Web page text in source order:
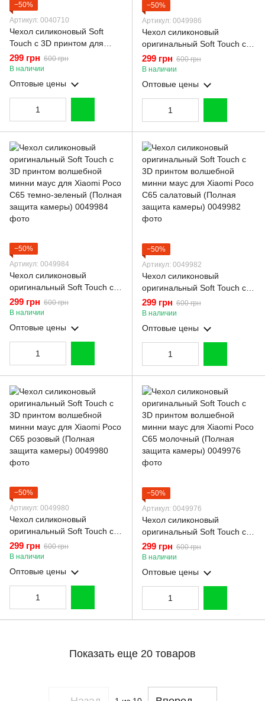
−50%
Артикул: 0040710
Чехол силиконовый Soft
Touch с 3D принтом для
Xiaomi Poco C65 коричневый
(Полная защита камеры)
299 грн 600 грн
В наличии
Оптовые цены
−50%
Артикул: 0049986
Чехол силиконовый
оригинальный Soft Touch с
3D принтом волшебной
минни маус для Xiaomi Poco
C65 черный (Полная защита
299 грн 600 грн
В наличии
Оптовые цены
−50%
Артикул: 0049984
Чехол силиконовый
оригинальный Soft Touch с
3D принтом волшебной
минни маус для Xiaomi Poco
C65 темно-зеленый (Полная
защита камеры)
299 грн 600 грн
В наличии
Оптовые цены
−50%
Артикул: 0049982
Чехол силиконовый
оригинальный Soft Touch с
3D принтом волшебной
минни маус для Xiaomi Poco
C65 салатовый (Полная
защита камеры)
299 грн 600 грн
В наличии
Оптовые цены
−50%
Артикул: 0049980
Чехол силиконовый
оригинальный Soft Touch с
3D принтом волшебной
минни маус для Xiaomi Poco
C65 розовый (Полная
защита камеры)
299 грн 600 грн
В наличии
Оптовые цены
−50%
Артикул: 0049976
Чехол силиконовый
оригинальный Soft Touch с
3D принтом волшебной
минни маус для Xiaomi Poco
C65 молочный (Полная
защита камеры)
299 грн 600 грн
В наличии
Оптовые цены
Показать еще 20 товаров